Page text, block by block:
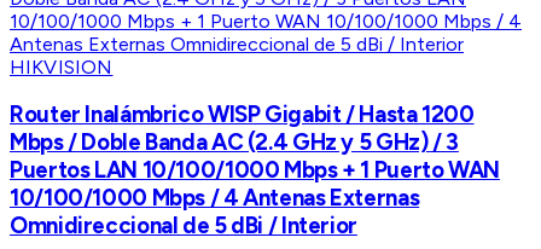
HIKVISION
Router Inalámbrico WISP Gigabit / Hasta 1200
Mbps / Doble Banda AC (2.4 GHz y 5 GHz) / 3
Puertos LAN 10/100/1000 Mbps + 1 Puerto WAN
10/100/1000 Mbps / 4 Antenas Externas
Omnidireccional de 5 dBi / Interior